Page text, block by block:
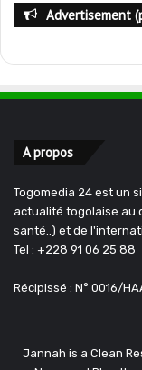
Advertisement
A propos
Togomedia 24 est un
actualité togolaise au
santé..) et de
Tel : +228 91 06 25 88
Récipissé : N° 0016/
Jannah is a Clean